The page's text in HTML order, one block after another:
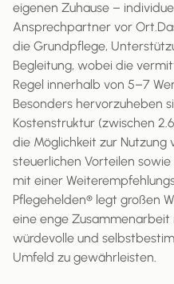
eigenen Zuhause –
Ansprechpartner vor Ort.​
die Grundpflege,
Begleitung, wobei die
Regel innerhalb von 5–7
Besonders hervorzuheben
Kostenstruktur (zwischen
die Möglichkeit zur Nutzung
steuerlichen Vorteilen
mit einer
Pflegehelden® legt großen
eine enge
würdevolle und
Umfeld zu gewährleisten.